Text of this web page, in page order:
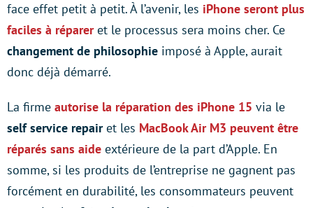
face effet petit à petit. À l’avenir, les iPhone seront plus
faciles à répareret le processus sera moins cher. Ce
changement de philosophie imposé à Apple, aurait
donc déjà démarré.
La firme autorise la réparation des iPhone 15 via le
self service repairet les MacBook Air M3 peuvent être
réparés sans aide extérieure de la part d’Apple. En
somme, si les produits de l’entreprise ne gagnent pas
forcément en durabilité, les consommateurs peuvent